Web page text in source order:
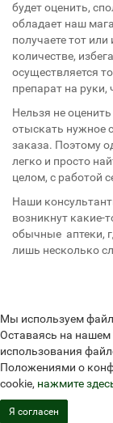
будет оценить,
обладает наш
получаете тот
количестве,
осуществляется
препарат на
Нельзя не
отыскать нужное
заказа. Поэтому
легко и просто
целом, с работой
Наши
возникнут какие-
обычные аптеки,
лишь несколько
Мы используем
Оставаясь на нашем
использования
Положениями о
cookie, нажмите
Я согласен